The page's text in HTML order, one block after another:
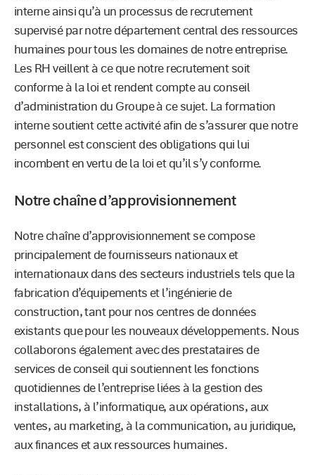
interne ainsi qu’à un processus de recrutement
supervisé par notre département central des ressources
humaines pour tous les domaines de notre entreprise.
Les RH veillent à ce que notre recrutement soit
conforme à la loi et rendent compte au conseil
d’administration du Groupe à ce sujet. La formation
interne soutient cette activité afin de s’assurer que notre
personnel est conscient des obligations qui lui
incombent en vertu de la loi et qu’il s’y conforme.
Notre chaîne d’approvisionnement
Notre chaîne d’approvisionnement se compose
principalement de fournisseurs nationaux et
internationaux dans des secteurs industriels tels que la
fabrication d’équipements et l’ingénierie de
construction, tant pour nos centres de données
existants que pour les nouveaux développements. Nous
collaborons également avec des prestataires de
services de conseil qui soutiennent les fonctions
quotidiennes de l’entreprise liées à la gestion des
installations, à l’informatique, aux opérations, aux
ventes, au marketing, à la communication, au juridique,
aux finances et aux ressources humaines.